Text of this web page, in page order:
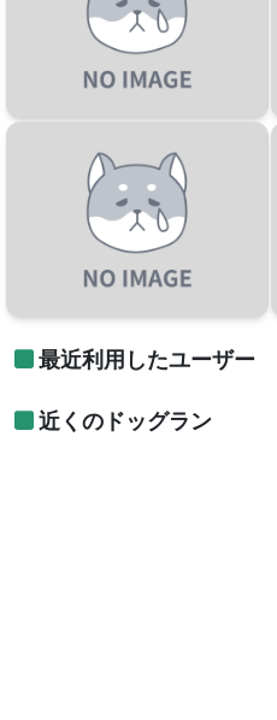
最近利用したユーザー
近くのドッグラン